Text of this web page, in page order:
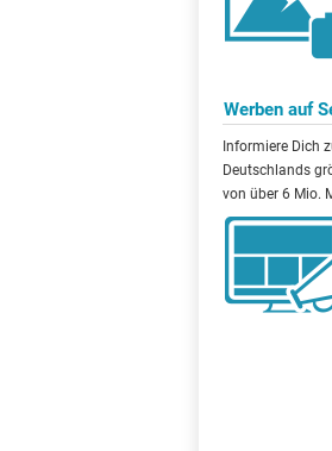
Werben auf
Informiere Dich
Deutschlands
von über 6 Mio.